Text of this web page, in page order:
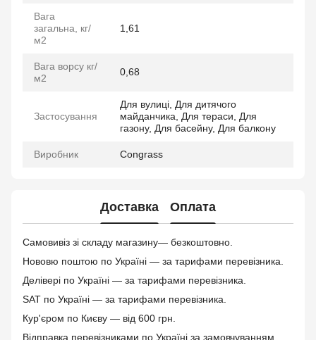
Вага
загальна, кг/
м2
1,61
Вага ворсу кг/
м2
0,68
Застосування
Для вулиці, Для дитячого
майданчика, Для тераси, Для
газону, Для басейну, Для балкону
Виробник Congrass
Доставка Оплата
Самовивіз зі складу магазину— безкоштовно.
Нововю поштою по Україні — за тарифами перевізника.
Делівері по Україні — за тарифами перевізника.
SAT по Україні — за тарифами перевізника.
Кур'єром по Києву — від 600 грн.
Відправка перевізниками по Україні за замовчуванням